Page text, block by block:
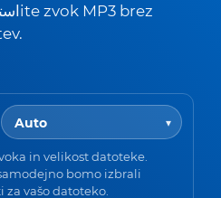
in velikost datoteke.
bomo izbrali
vašo datoteko.